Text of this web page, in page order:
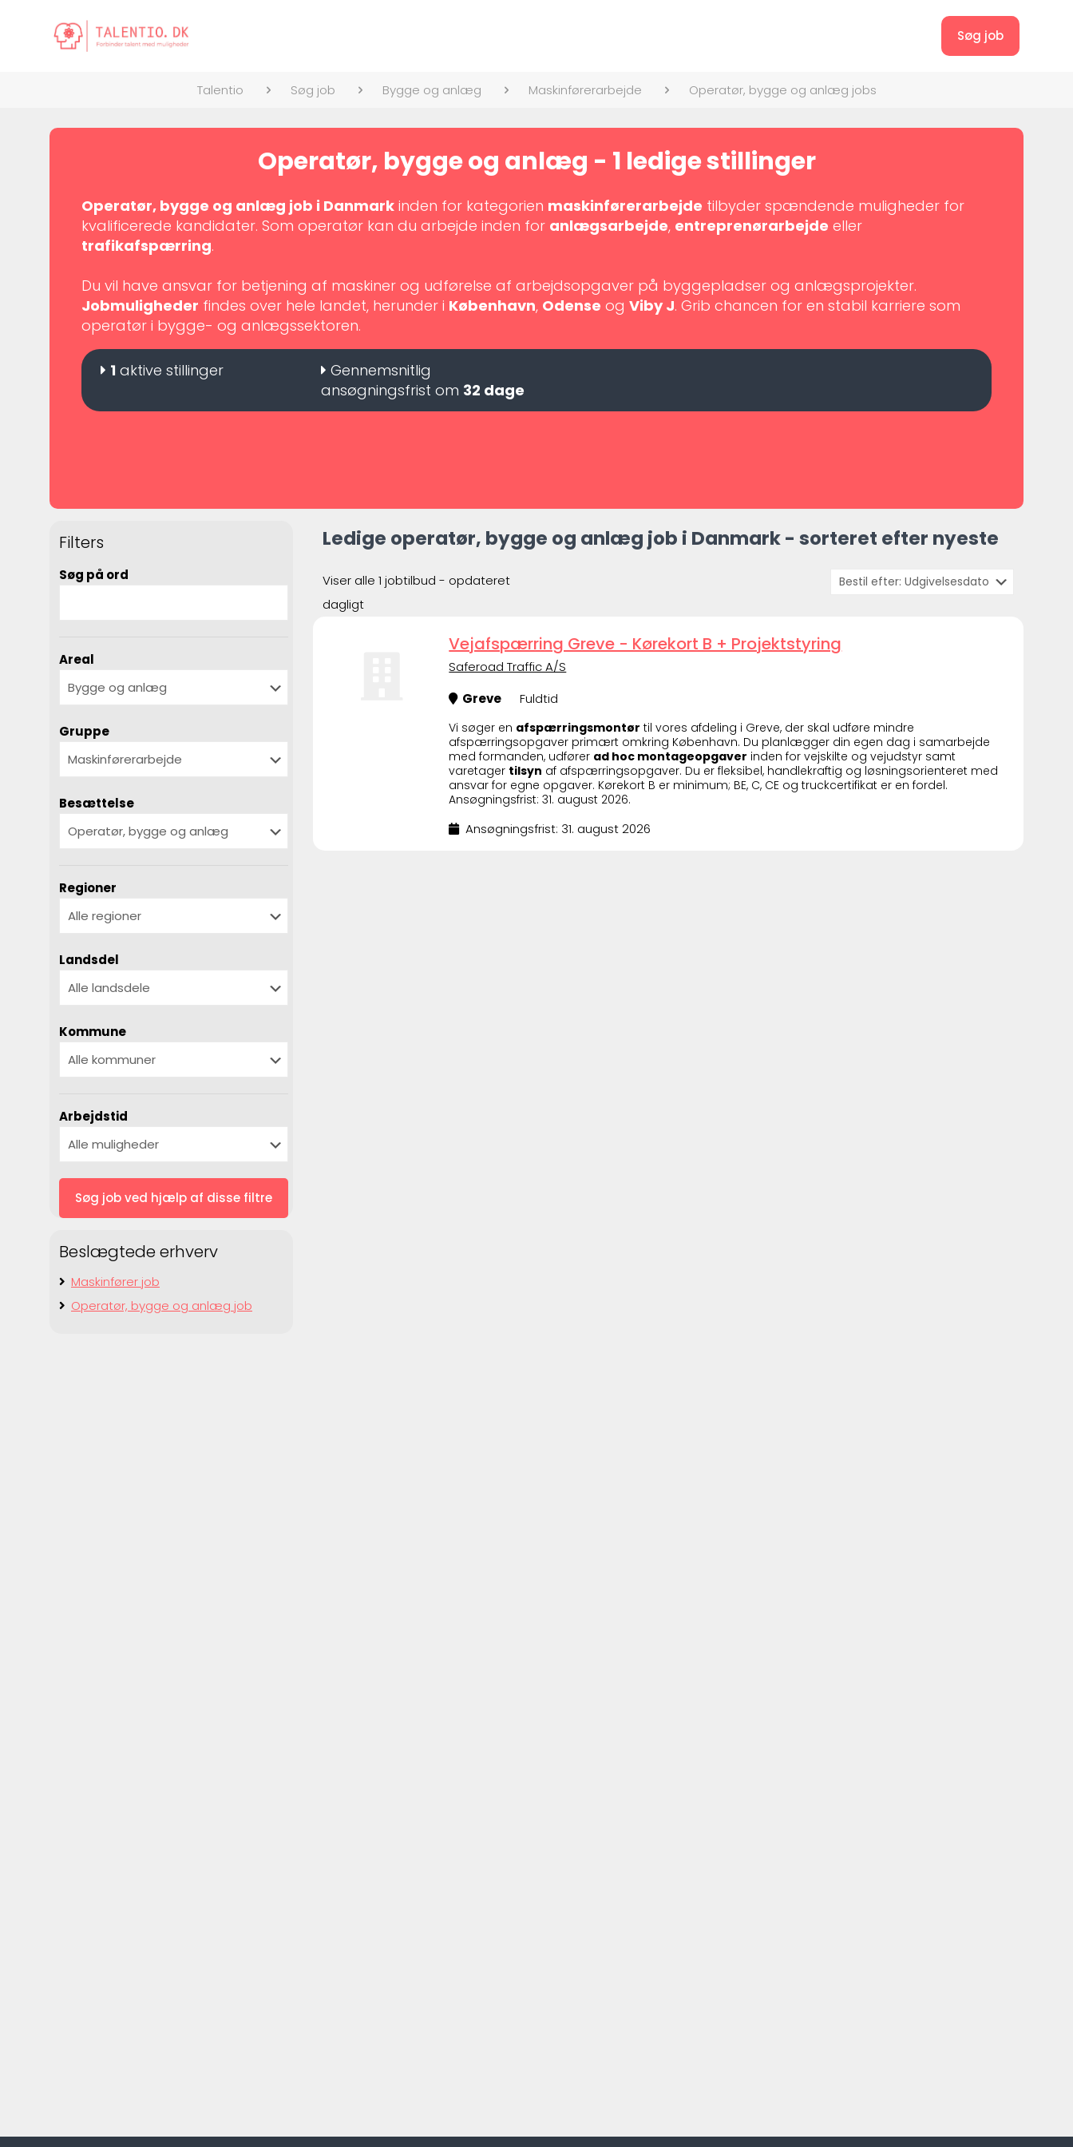
Søg job
Talentio Søg job Bygge og anlæg Maskinførerarbejde Operatør, bygge og anlæg jobs
Operatør, bygge og anlæg - 1 ledige stillinger
Operatør, bygge og anlæg job i Danmark inden for kategorien maskinførerarbejde tilbyder spændende muligheder for
kvalificerede kandidater. Som operatør kan du arbejde inden for anlægsarbejde, entreprenørarbejde eller
trafikafspærring.
Du vil have ansvar for betjening af maskiner og udførelse af arbejdsopgaver på byggepladser og anlægsprojekter.
Jobmuligheder findes over hele landet, herunder i København, Odense og Viby J. Grib chancen for en stabil karriere som
operatør i bygge- og anlægssektoren.
1 aktive stillinger
Gennemsnitlig
ansøgningsfrist om 32 dage
Filters
Søg på ord
Areal
Gruppe
Besættelse
Regioner
Landsdel
Kommune
Arbejdstid
Beslægtede erhverv
Maskinfører job
Operatør, bygge og anlæg job
Ledige operatør, bygge og anlæg job i Danmark - sorteret efter nyeste
Viser alle 1 jobtilbud - opdateret
dagligt
Vejafspærring Greve - Kørekort B + Projektstyring
Saferoad Traffic A/S
Greve
Fuldtid
Vi søger en afspærringsmontør til vores afdeling i Greve, der skal udføre mindre
afspærringsopgaver primært omkring København. Du planlægger din egen dag i samarbejde
med formanden, udfører ad hoc montageopgaver inden for vejskilte og vejudstyr samt
varetager tilsyn af afspærringsopgaver. Du er fleksibel, handlekraftig og løsningsorienteret med
ansvar for egne opgaver. Kørekort B er minimum; BE, C, CE og truckcertifikat er en fordel.
Ansøgningsfrist: 31. august 2026.
Ansøgningsfrist: 31. august 2026